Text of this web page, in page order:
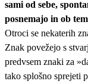
sami od sebe,
posnemajo in ob
Otroci se nekaterih
Znak povežejo s
predvsem znaki za
tako splošno sprejeti